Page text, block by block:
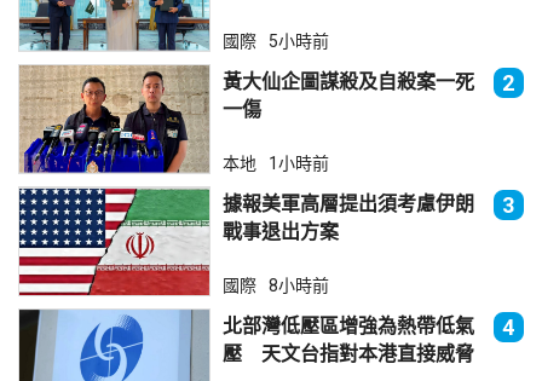
國際 5小時前
黃大仙企圖謀殺及自殺案一死
一傷
2
本地 1小時前
據報美軍高層提出須考慮伊朗
戰事退出方案
3
國際 8小時前
北部灣低壓區增強為熱帶低氣
壓 天文台指對本港直接威脅
4